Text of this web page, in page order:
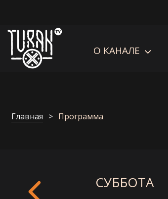
О КАНАЛЕ
Главная Программа
СУББОТА